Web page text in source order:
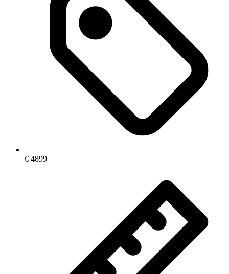
€ 4899